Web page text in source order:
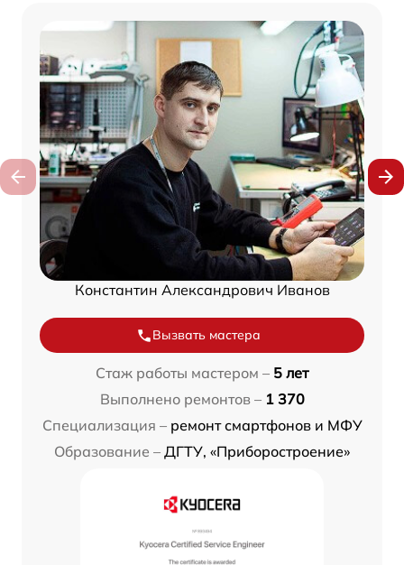
Константин Александрович Иванов
Вызвать мастера
Стаж работы мастером – 5 лет
Выполнено ремонтов – 1 370
Специализация – ремонт смартфонов и МФУ
Образование – ДГТУ, «Приборостроение»